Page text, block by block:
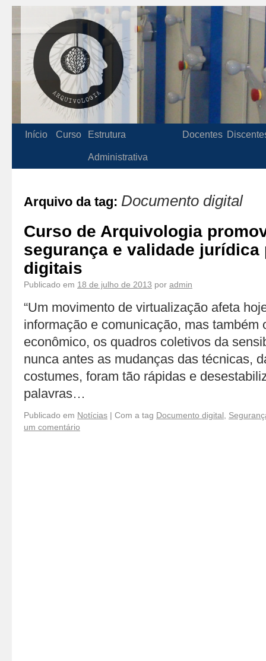
Início Curso Estrutura
Administrativa
Docentes
Arquivo da tag: Documento digital
Curso de Arquivologia
segurança e validade jurídica
digitais
Publicado em 18 de julho de 2013 por admin
“Um movimento de virtualização afeta
informação e comunicação, mas também
econômico, os quadros coletivos da
nunca antes as mudanças das técnicas,
costumes, foram tão rápidas e
palavras…
Publicado em Notícias | Com a tag Documento digital
um comentário